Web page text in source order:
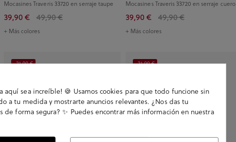
Mocasines Traveris 33720 en serraje taupe
39,90 € 49,90 €
+ Más colores
Mocasines Traveris 33720 en serraje cuero
39,90 € 49,90 €
+ Más colores
-21,00 € -21,00 €
aquí sea increíble! 🍪 Usamos cookies para que todo funcione sin
a tu medida y mostrarte anuncios relevantes. ¿Nos das tu
forma segura? ✨ Puedes encontrar más información en nuestra